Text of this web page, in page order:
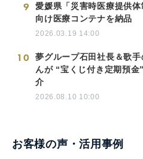
9
愛媛県「災害時医療提供体
向け医療コンテナを納品
2026.03.19 14:00
10
夢グループ石田社長＆歌手
んが “宝くじ付き定期預金
介
2026.08.10 10:00
お客様の声・活用事例